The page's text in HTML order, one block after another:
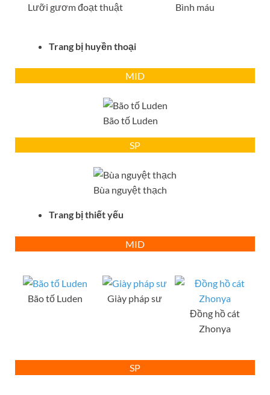
Lưỡi gươm đoạt thuật Bình máu
Trang bị huyền thoại
MID
Bão tố Luden
SP
Bùa nguyệt thạch
Trang bị thiết yếu
MID
Bão tố Luden
Giày pháp sư
Đồng hồ cát
Zhonya
SP